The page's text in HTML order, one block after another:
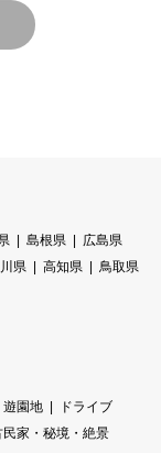
島根県
広島県
県 高知県
鳥取県
遊園地
ドライブ
民家・秘境・絶景